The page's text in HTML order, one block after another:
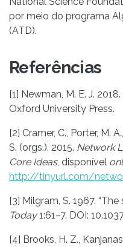
por meio do programa
(ATD).
Referências
[1] Newman, M. E. J. 2018.
Oxford University Press.
[2] Cramer, C., Porter, M.
S. (orgs.). 2015. Network
Core Ideas, disponível
http://tinyurl.com/
[3] Milgram, S. 1967.
Today1:61–7. DOI:
[4] Brooks, H. Z.,